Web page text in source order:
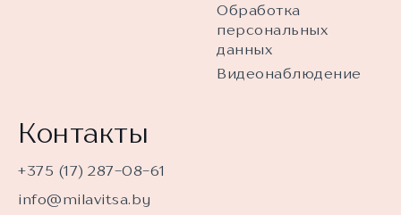
Обработка
персональных
данных
Видеонаблюдение
Контакты
+375 (17) 287-08-61
info@milavitsa.by